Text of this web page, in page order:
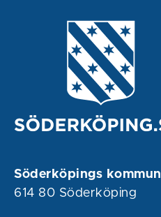
Söderköpings kommun
614 80 Söderköping